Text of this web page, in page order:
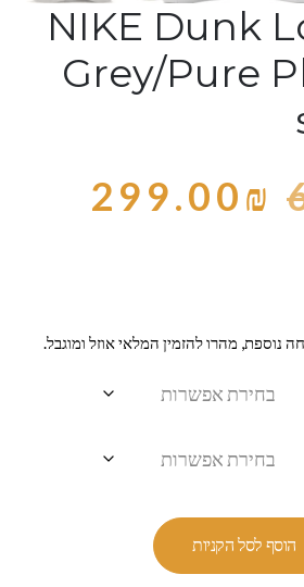
NIKE Dunk
Grey/Pure
299.00₪
נוספת, מהרו להזמין המלאי אוזל ומוגבל.
הוסף לסל הקניות